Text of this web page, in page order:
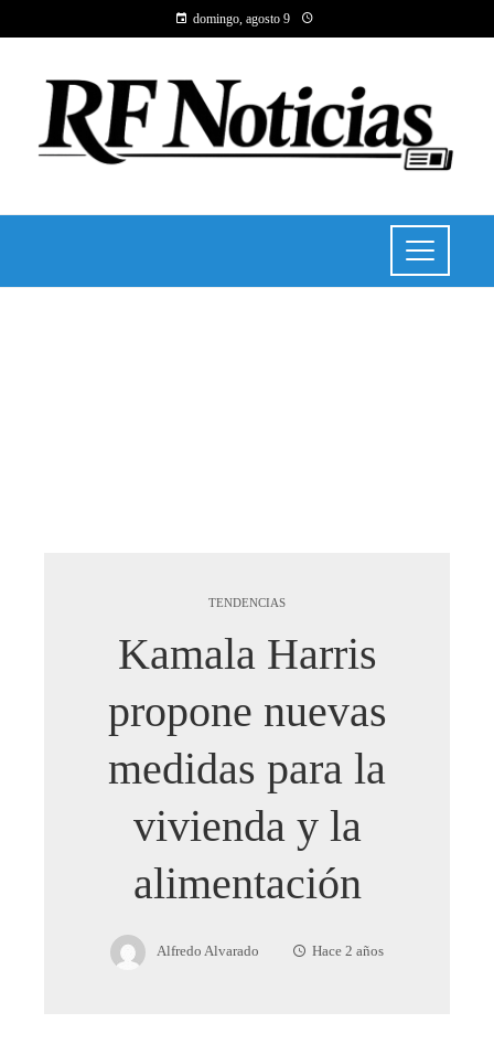
domingo, agosto 9
TENDENCIAS
Kamala Harris
propone nuevas
medidas para la
vivienda y la
alimentación
Alfredo Alvarado Hace 2 años